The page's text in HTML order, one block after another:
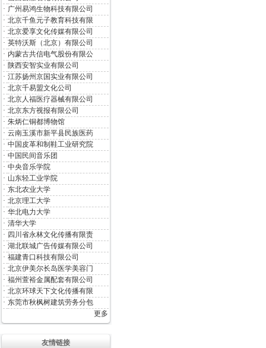
· 广州易鸿生物科技有限公司
· 北京千鱼元子教育科技有限
· 北京爱享文化传媒有限公司
· 英特沃斯（北京）有限公司
· 内蒙古共信电气股份有限公
· 陕西安智实业有限公司
· 江苏扬州京国实业有限公司
· 北京千易盟文化公司
· 北京人福医疗器械有限公司
· 北京东方视报有限公司
· 朱炳仁铜都博物馆
· 云南玉溪市新平县民族医药
· 中国皮革和制鞋工业研究院
· 中国民间音乐团
· 中央音乐学院
· 山东轻工业学院
· 东北农业大学
· 北京理工大学
· 华北电力大学
· 清华大学
· 四川省永林文化传播有限责
· 湖北联城广告传媒有限公司
· 福建青口科技有限公司
· 北京伊美尔长岛医学美容门
· 福州萱裕金属配套有限公司
· 北京环球天下文化传播有限
· 东莞市秋枫树建筑劳务分包
更多
友情链接